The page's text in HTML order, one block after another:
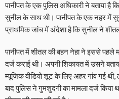
पानीपत के एक पुलिस अधिकारी ने बताया
सुनील के साथ थी। पानीपत के एक नहर में
प्राथमिक जांच में अंदेशा है कि सुनील ने
पानीपत में शीतल की बहन नेहा ने इससे पहले
दर्ज कराई थी। अपनी शिकायत में उसने
म्यूजिक वीडियो शूट के लिए अहर गांव गई
बाद पुलिस ने गुमशुदगी का मामला दर्ज किया